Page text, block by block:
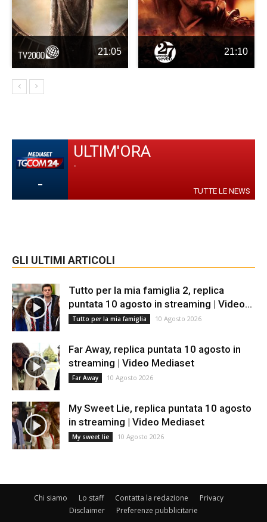
21:05 21:10
-
ULTIM'ORA
-
TUTTE LE NEWS
GLI ULTIMI ARTICOLI
Tutto per la mia famiglia 2, replica
puntata 10 agosto in streaming | Video...
Tutto per la mia famiglia 10 Agosto 2026
Far Away, replica puntata 10 agosto in
streaming | Video Mediaset
Far Away 10 Agosto 2026
My Sweet Lie, replica puntata 10 agosto
in streaming | Video Mediaset
My sweet lie 10 Agosto 2026
Chi siamo Lo staff Contatta la redazione
Privacy
Disclaimer
Preferenze pubblicitarie